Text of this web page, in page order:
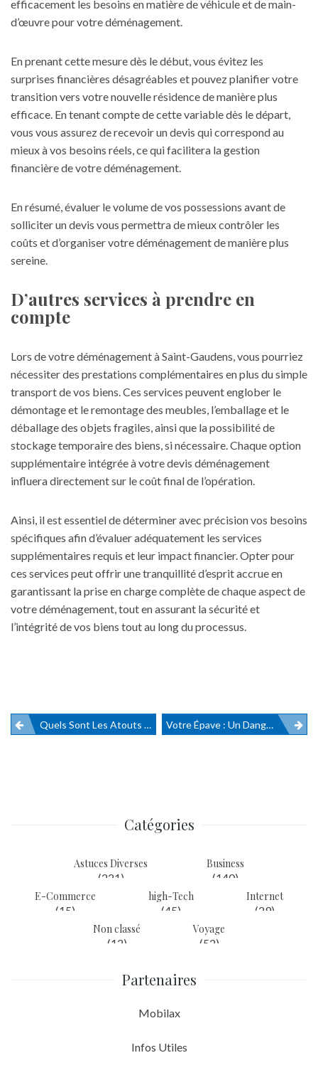
efficacement les besoins en matière de véhicule et de main-
d’œuvre pour votre déménagement.
En prenant cette mesure dès le début, vous évitez les
surprises financières désagréables et pouvez planifier votre
transition vers votre nouvelle résidence de manière plus
efficace. En tenant compte de cette variable dès le départ,
vous vous assurez de recevoir un devis qui correspond au
mieux à vos besoins réels, ce qui facilitera la gestion
financière de votre déménagement.
En résumé, évaluer le volume de vos possessions avant de
solliciter un devis vous permettra de mieux contrôler les
coûts et d’organiser votre déménagement de manière plus
sereine.
D’autres services à prendre en
compte
Lors de votre déménagement à Saint-Gaudens, vous pourriez
nécessiter des prestations complémentaires en plus du simple
transport de vos biens. Ces services peuvent englober le
démontage et le remontage des meubles, l’emballage et le
déballage des objets fragiles, ainsi que la possibilité de
stockage temporaire des biens, si nécessaire. Chaque option
supplémentaire intégrée à votre devis déménagement
influera directement sur le coût final de l’opération.
Ainsi, il est essentiel de déterminer avec précision vos besoins
spécifiques afin d’évaluer adéquatement les services
supplémentaires requis et leur impact financier. Opter pour
ces services peut offrir une tranquillité d’esprit accrue en
garantissant la prise en charge complète de chaque aspect de
votre déménagement , tout en assurant la sécurité et
l’intégrité de vos biens tout au long du processus.
Navigation
Quels Sont Les Atouts Des Avis Clients Sur Le Service RhonexPress ? Votre Épave : Un Danger Pour Vous Et Pour Les Autres
Catégories
Astuces Diverses
(221)
Business
(140)
E-Commerce
(15)
high-Tech
(45)
Internet
(29)
Non classé
(12)
Voyage
(52)
Partenaires
Mobilax
Infos Utiles